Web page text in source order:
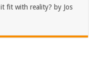
it fit with reality? by Jos